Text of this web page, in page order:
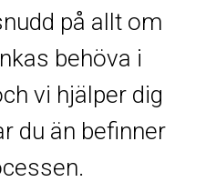
på allt om
behöva i
vi hjälper dig
du än befinner